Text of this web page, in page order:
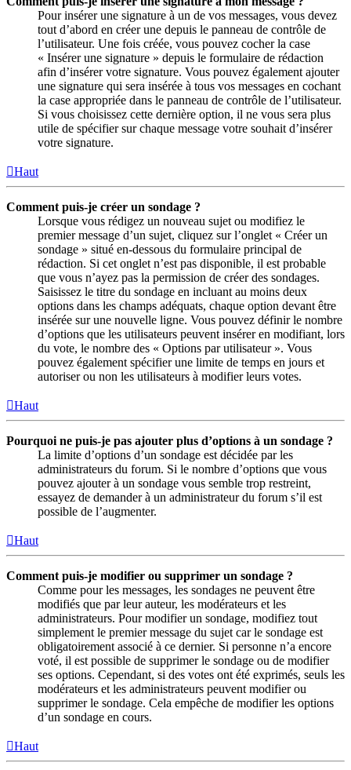
Pour insérer une signature à un de vos messages, vous devez
tout d’abord en créer une depuis le panneau de contrôle de
l’utilisateur. Une fois créée, vous pouvez cocher la case
« Insérer une signature » depuis le formulaire de rédaction
afin d’insérer votre signature. Vous pouvez également ajouter
une signature qui sera insérée à tous vos messages en cochant
la case appropriée dans le panneau de contrôle de l’utilisateur.
Si vous choisissez cette dernière option, il ne vous sera plus
utile de spécifier sur chaque message votre souhait d’insérer
votre signature.
Haut
Comment puis-je créer un sondage ?
Lorsque vous rédigez un nouveau sujet ou modifiez le
premier message d’un sujet, cliquez sur l’onglet « Créer un
sondage » situé en-dessous du formulaire principal de
rédaction. Si cet onglet n’est pas disponible, il est probable
que vous n’ayez pas la permission de créer des sondages.
Saisissez le titre du sondage en incluant au moins deux
options dans les champs adéquats, chaque option devant être
insérée sur une nouvelle ligne. Vous pouvez définir le nombre
d’options que les utilisateurs peuvent insérer en modifiant, lors
du vote, le nombre des « Options par utilisateur ». Vous
pouvez également spécifier une limite de temps en jours et
autoriser ou non les utilisateurs à modifier leurs votes.
Haut
Pourquoi ne puis-je pas ajouter plus d’options à un sondage ?
La limite d’options d’un sondage est décidée par les
administrateurs du forum. Si le nombre d’options que vous
pouvez ajouter à un sondage vous semble trop restreint,
essayez de demander à un administrateur du forum s’il est
possible de l’augmenter.
Haut
Comment puis-je modifier ou supprimer un sondage ?
Comme pour les messages, les sondages ne peuvent être
modifiés que par leur auteur, les modérateurs et les
administrateurs. Pour modifier un sondage, modifiez tout
simplement le premier message du sujet car le sondage est
obligatoirement associé à ce dernier. Si personne n’a encore
voté, il est possible de supprimer le sondage ou de modifier
ses options. Cependant, si des votes ont été exprimés, seuls les
modérateurs et les administrateurs peuvent modifier ou
supprimer le sondage. Cela empêche de modifier les options
d’un sondage en cours.
Haut